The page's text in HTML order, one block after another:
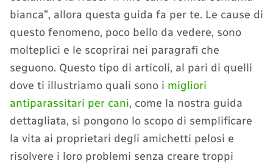
bianca”, allora questa guida fa per te. Le cause di
questo fenomeno, poco bello da vedere, sono
molteplici e le scoprirai nei paragrafi che
seguono. Questo tipo di articoli, al pari di quelli
dove ti illustriamo quali sono i migliori
antiparassitari per cani, come la nostra guida
dettagliata, si pongono lo scopo di semplificare
la vita ai proprietari degli amichetti pelosi e
risolvere i loro problemi senza creare troppi